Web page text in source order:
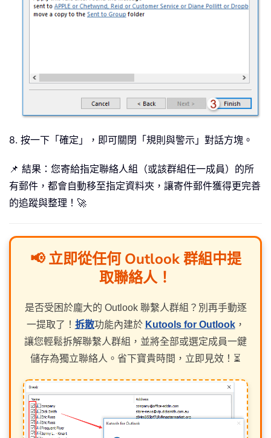
8. 按一下「確定」，即可關閉「規則與警示」對話方塊。
📌 結果：您寄給指定聯絡人組（或該群組任一成員）的所
有郵件，都會自動移至指定資料夾，讓寄件郵件獲得更完善
的追蹤與整理！🚀
📢 立即從任何 Outlook 群組中提
取聯絡人！
是否受困於龐大的 Outlook 聯繫人群組？別再手動逐
一提取了！ 拆散功能內建於 Kutools for Outlook，
讓您輕鬆拆解聯繫人群組，並將全部或選定成員一鍵
儲存為獨立聯絡人。省下寶貴時間，立即見效！⏳